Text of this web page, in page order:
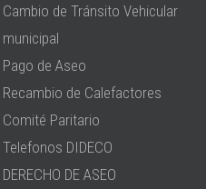
Cambio de Tránsito Vehicular
municipal
Pago de Aseo
Recambio de Calefactores
Comité Paritario
Telefonos DIDECO
DERECHO DE ASEO